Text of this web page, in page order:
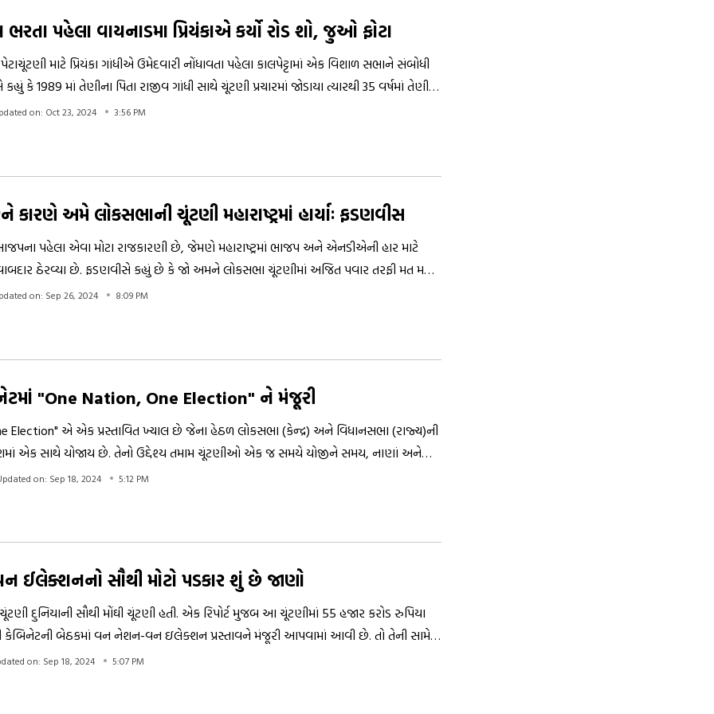
ભરતા પહેલા વાયનાડમા પ્રિયંકાએ કર્યો રોડ શો, જુઓ ફોટા
માટે પ્રિયંકા ગાંધીએ ઉમેદવારી નોંધાવતા પહેલા કાલપેટ્ટામાં એક વિશાળ સભાને સંબોધી
સાથે કામ કર્યું છે. તેમના ભાઈ રાહુલ ગાંધી અને પાર્ટીના અન્ય સાથીદારો માટે પ્રચાર કર્યો છે.
on: Oct 23, 2024 3:56 PM
કારણે અમે લોકસભાની ચૂંટણી મહારાષ્ટ્રમાં હાર્યાઃ ફડણવીસ
પહેલા એવા મોટા રાજકારણી છે, જેમણે મહારાષ્ટ્રમાં ભાજપ અને એનડીએની હાર માટે
ઠેરવ્યા છે. ફડણવીસે કહ્યું છે કે જો અમને લોકસભા ચૂંટણીમાં અજિત પવાર તરફી મત મળ્યા
આટલી ખરાબ રીતે હાર્યા ના હોત.
on: Sep 26, 2024 8:09 PM
"One Nation, One Election" ને મંજૂરી
Election" એ એક પ્રસ્તાવિત ખ્યાલ છે જેના હેઠળ લોકસભા (કેન્દ્ર) અને વિધાનસભા (રાજ્ય)ની
એક સાથે યોજાય છે. તેનો ઉદ્દેશ્ય તમામ ચૂંટણીઓ એક જ સમયે યોજીને સમય, નાણાં અને
બચત કરવાનો છે. આ વચ્ચે કેટલાક સવાલો પણ ઉદભવે છે. જેનું સમાધાન લાવવું પણ જરૂરી
on: Sep 18, 2024 5:12 PM
સૌથી મોટો પડકાર શું છે જાણો
દુનિયાની સૌથી મોંઘી ચૂંટણી હતી. એક રિપોર્ટ મુજબ આ ચૂંટણીમાં 55 હજાર કરોડ રુપિયા
કેબિનેટની બેઠકમાં વન નેશન-વન ઇલેક્શન પ્રસ્તાવને મંજૂરી આપવામાં આવી છે. તો તેની સામે
વિશે વાત કરીશું.
on: Sep 18, 2024 5:07 PM